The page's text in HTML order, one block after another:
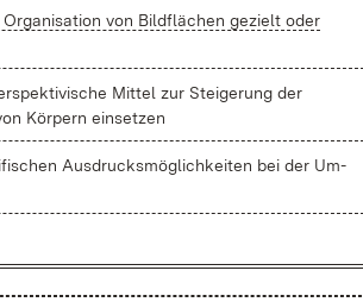
von Bild­flä­chen ge­zielt oder
Mit­tel zur Stei­ge­rung der
Kör­pern ein­set­zen
Aus­drucks­mög­lich­kei­ten bei der Um­